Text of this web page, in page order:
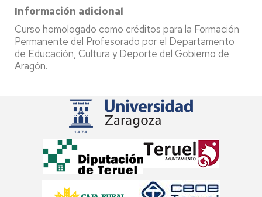
Información adicional
Curso homologado como créditos para la Formación
Permanente del Profesorado por el Departamento
de Educación, Cultura y Deporte del Gobierno de
Aragón.